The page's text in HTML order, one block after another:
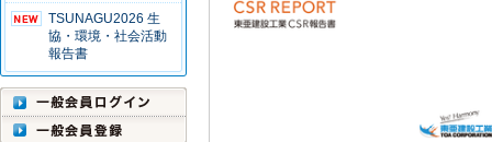
TSUNAGU2026 生
協・環境・社会活動
報告書